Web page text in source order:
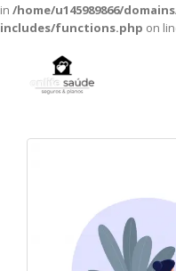
in /home/u145989866/
includes/functions.php on